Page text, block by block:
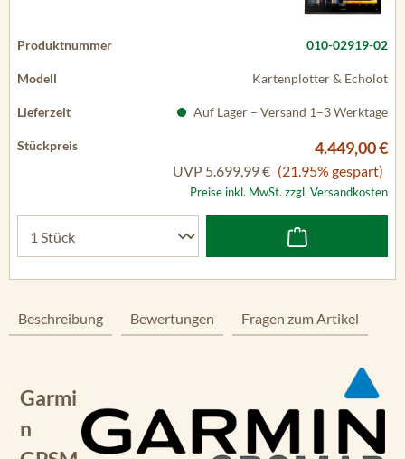
010-02919-02
Kartenplotter & Echolot
Auf Lager – Versand 1–3 Werktage
4.449,00 €
UVP 5.699,99 € (21.95% gespart)
Preise inkl. MwSt. zzgl. Versandkosten
Beschreibung Bewertungen Fragen zum Artikel
Garmi
n